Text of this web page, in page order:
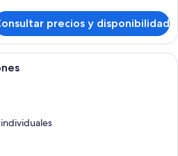
precios y disponibilidad
Tabla de planchar con plancha,